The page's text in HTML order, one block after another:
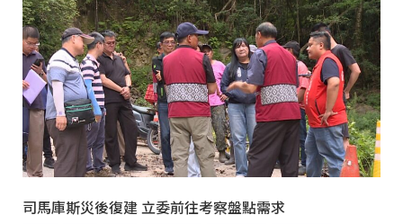
司馬庫斯災後復建 立委前往考察盤點需求